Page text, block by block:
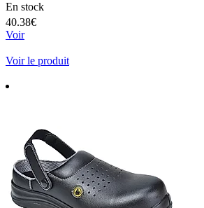
En stock
40.38€
Voir
Voir le produit